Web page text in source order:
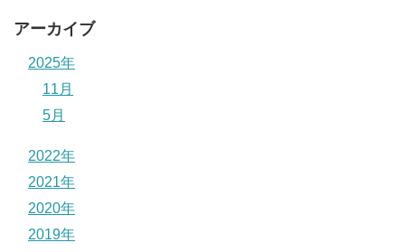
アーカイブ
2025年
11月
5月
2022年
2021年
2020年
2019年